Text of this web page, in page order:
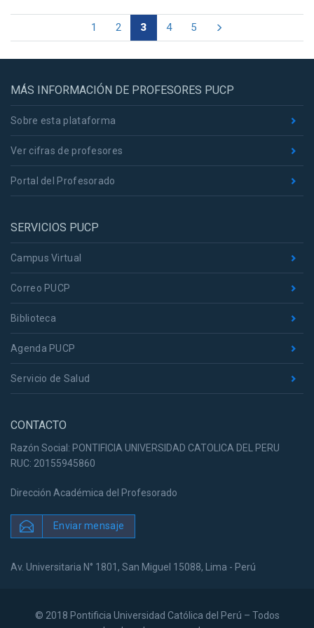
1 2 3 4 5
MÁS INFORMACIÓN DE PROFESORES PUCP
Sobre esta plataforma
Ver cifras de profesores
Portal del Profesorado
SERVICIOS PUCP
Campus Virtual
Correo PUCP
Biblioteca
Agenda PUCP
Servicio de Salud
CONTACTO
Razón Social: PONTIFICIA UNIVERSIDAD CATOLICA DEL PERU
RUC: 20155945860
Dirección Académica del Profesorado
Enviar mensaje
Av. Universitaria N° 1801, San Miguel 15088, Lima - Perú
© 2018 Pontificia Universidad Católica del Perú – Todos